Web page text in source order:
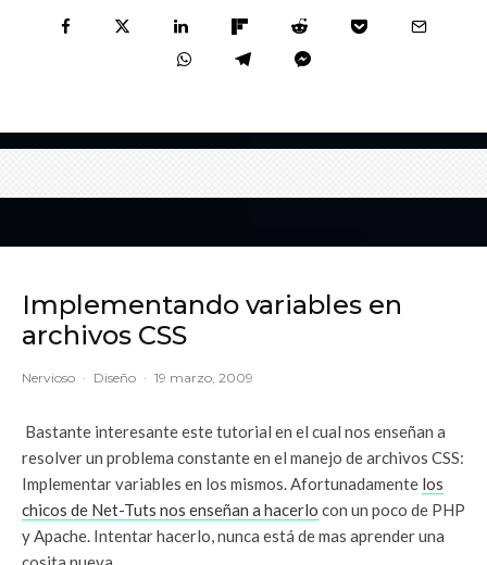
Implementando variables en
archivos CSS
Nervioso · Diseño · 19 marzo, 2009
Bastante interesante este tutorial en el cual nos enseñan a
resolver un problema constante en el manejo de archivos CSS:
Implementar variables en los mismos. Afortunadamente los
chicos de Net-Tuts nos enseñan a hacerlo con un poco de PHP
y Apache. Intentar hacerlo, nunca está de mas aprender una